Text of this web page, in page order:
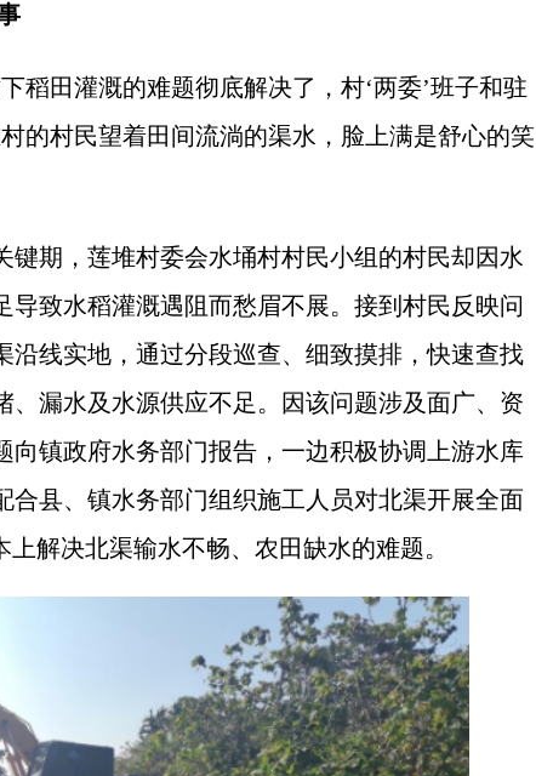
田灌溉的难题彻底解决了，村‘两委’班子和驻
的村民望着田间流淌的渠水，脸上满是舒心的笑
期，莲堆村委会水埇村村民小组的村民却因水
致水稻灌溉遇阻而愁眉不展。接到村民反映问
沿线实地，通过分段巡查、细致摸排，快速查找
、漏水及水源供应不足。因该问题涉及面广、资
向镇政府水务部门报告，一边积极协调上游水库
合县、镇水务部门组织施工人员对北渠开展全面
解决北渠输水不畅、农田缺水的难题。